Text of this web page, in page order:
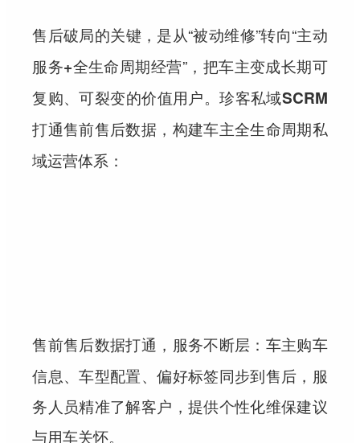
售后破局的关键，是从“被动维修”转向“主动
服务+全生命周期经营”，把车主变成长期可
复购、可裂变的价值用户。珍客私域SCRM
打通售前售后数据，构建车主全生命周期私
域运营体系 ：
售前售后数据打通，服务不断层 ：车主购车
信息、车型配置、偏好标签同步到售后，服
务人员精准了解客户，提供个性化维保建议
与用车关怀。